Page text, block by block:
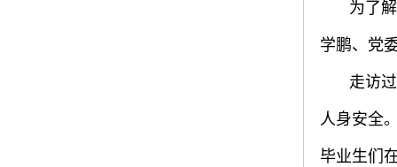
为了
学鹏、党
走访
人身安全
毕业生们